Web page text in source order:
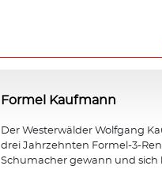
Formel Kaufmann
Der Westerwälder Wolfgang
drei Jahrzehnten Formel-3-
Schumacher gewann und sich